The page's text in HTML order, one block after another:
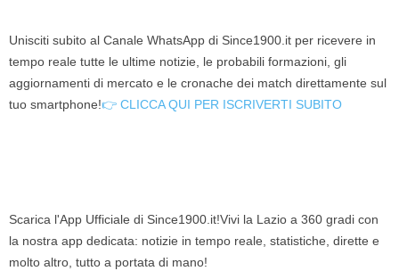
Unisciti subito al Canale WhatsApp di Since1900.it per ricevere in
tempo reale tutte le ultime notizie, le probabili formazioni, gli
aggiornamenti di mercato e le cronache dei match direttamente sul
tuo smartphone!👉 CLICCA QUI PER ISCRIVERTI SUBITO
Scarica l'App Ufficiale di Since1900.it!Vivi la Lazio a 360 gradi con
la nostra app dedicata: notizie in tempo reale, statistiche, dirette e
molto altro, tutto a portata di mano!